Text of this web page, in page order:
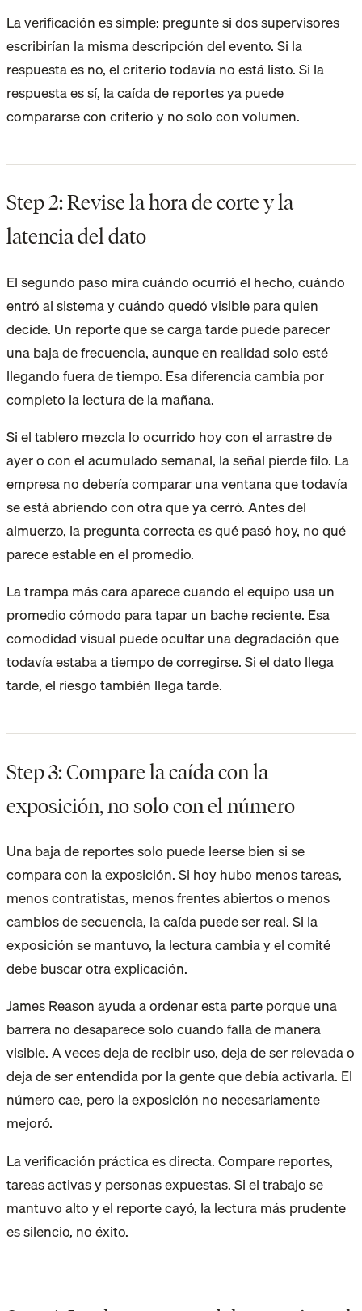
La verificación es simple: pregunte si dos supervisores
escribirían la misma descripción del evento. Si la
respuesta es no, el criterio todavía no está listo. Si la
respuesta es sí, la caída de reportes ya puede
compararse con criterio y no solo con volumen.
Step 2: Revise la hora de corte y la
latencia del dato
El segundo paso mira cuándo ocurrió el hecho, cuándo
entró al sistema y cuándo quedó visible para quien
decide. Un reporte que se carga tarde puede parecer
una baja de frecuencia, aunque en realidad solo esté
llegando fuera de tiempo. Esa diferencia cambia por
completo la lectura de la mañana.
Si el tablero mezcla lo ocurrido hoy con el arrastre de
ayer o con el acumulado semanal, la señal pierde filo. La
empresa no debería comparar una ventana que todavía
se está abriendo con otra que ya cerró. Antes del
almuerzo, la pregunta correcta es qué pasó hoy, no qué
parece estable en el promedio.
La trampa más cara aparece cuando el equipo usa un
promedio cómodo para tapar un bache reciente. Esa
comodidad visual puede ocultar una degradación que
todavía estaba a tiempo de corregirse. Si el dato llega
tarde, el riesgo también llega tarde.
Step 3: Compare la caída con la
exposición, no solo con el número
Una baja de reportes solo puede leerse bien si se
compara con la exposición. Si hoy hubo menos tareas,
menos contratistas, menos frentes abiertos o menos
cambios de secuencia, la caída puede ser real. Si la
exposición se mantuvo, la lectura cambia y el comité
debe buscar otra explicación.
James Reason ayuda a ordenar esta parte porque una
barrera no desaparece solo cuando falla de manera
visible. A veces deja de recibir uso, deja de ser relevada o
deja de ser entendida por la gente que debía activarla. El
número cae, pero la exposición no necesariamente
mejoró.
La verificación práctica es directa. Compare reportes,
tareas activas y personas expuestas. Si el trabajo se
mantuvo alto y el reporte cayó, la lectura más prudente
es silencio, no éxito.